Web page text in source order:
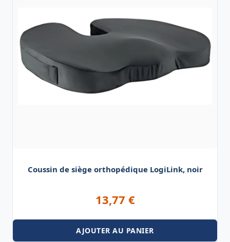
Coussin de siège orthopédique LogiLink, noir
13,77 €
AJOUTER AU PANIER